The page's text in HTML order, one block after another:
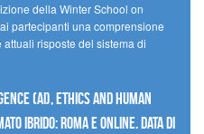
della Winter School on
partecipanti una comprensione
risposte del sistema di
(AI), Ethics and Human
Ibrido: Roma e online. Data di